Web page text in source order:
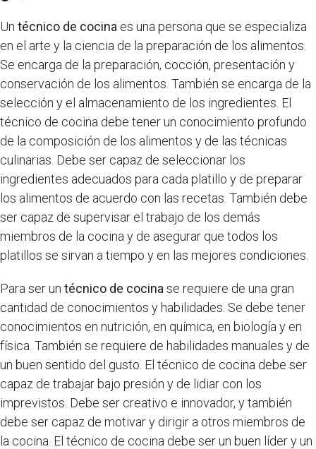
Un técnico de cocina es una persona que se especializa
en el arte y la ciencia de la preparación de los alimentos.
Se encarga de la preparación, cocción, presentación y
conservación de los alimentos. También se encarga de la
selección y el almacenamiento de los ingredientes. El
técnico de cocina debe tener un conocimiento profundo
de la composición de los alimentos y de las técnicas
culinarias. Debe ser capaz de seleccionar los
ingredientes adecuados para cada platillo y de preparar
los alimentos de acuerdo con las recetas. También debe
ser capaz de supervisar el trabajo de los demás
miembros de la cocina y de asegurar que todos los
platillos se sirvan a tiempo y en las mejores condiciones.
Para ser un técnico de cocina se requiere de una gran
cantidad de conocimientos y habilidades. Se debe tener
conocimientos en nutrición, en química, en biología y en
física. También se requiere de habilidades manuales y de
un buen sentido del gusto. El técnico de cocina debe ser
capaz de trabajar bajo presión y de lidiar con los
imprevistos. Debe ser creativo e innovador, y también
debe ser capaz de motivar y dirigir a otros miembros de
la cocina. El técnico de cocina debe ser un buen líder y un